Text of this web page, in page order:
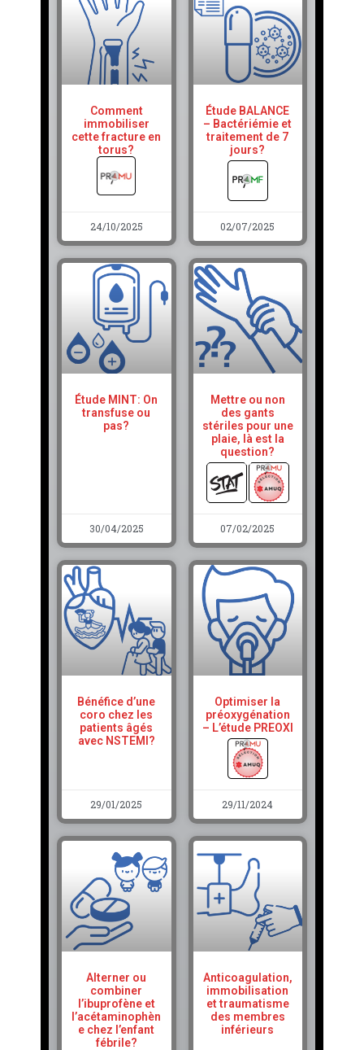
Comment
immobiliser
cette fracture en
torus?
24/10/2025
Étude BALANCE
– Bactériémie et
traitement de 7
jours?
02/07/2025
Étude MINT: On
transfuse ou
pas?
30/04/2025
Mettre ou non
des gants
stériles pour une
plaie, là est la
question?
07/02/2025
Bénéfice d’une
coro chez les
patients âgés
avec NSTEMI?
29/01/2025
Optimiser la
préoxygénation
– L’étude PREOXI
29/11/2024
Alterner ou
combiner
l’ibuprofène et
l’acétaminophèn
e chez l’enfant
fébrile?
Anticoagulation,
immobilisation
et traumatisme
des membres
inférieurs